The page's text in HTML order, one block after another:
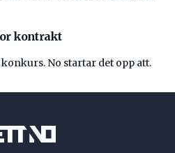
kontrakt
No startar det opp att.